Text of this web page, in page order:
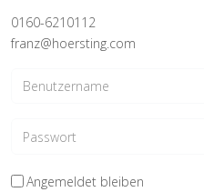
0160-6210112
franz@hoersting.com
Benutzername
Passwort
Angemeldet bleiben